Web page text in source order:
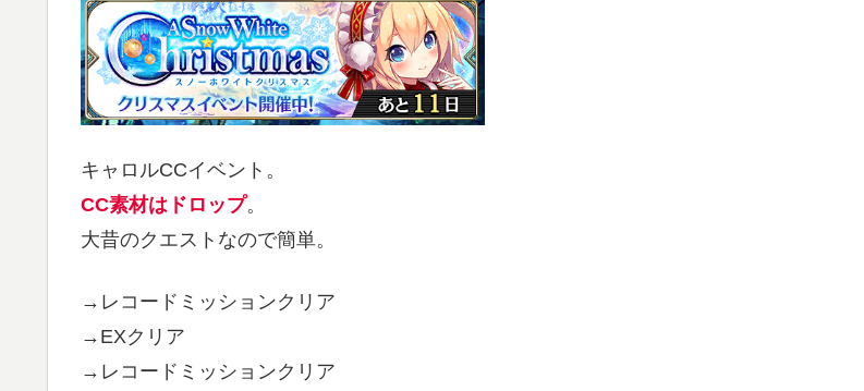
キャロルCCイベント。
CC素材はドロップ。
大昔のクエストなので簡単。
→レコードミッションクリア
→EXクリア
→レコードミッションクリア